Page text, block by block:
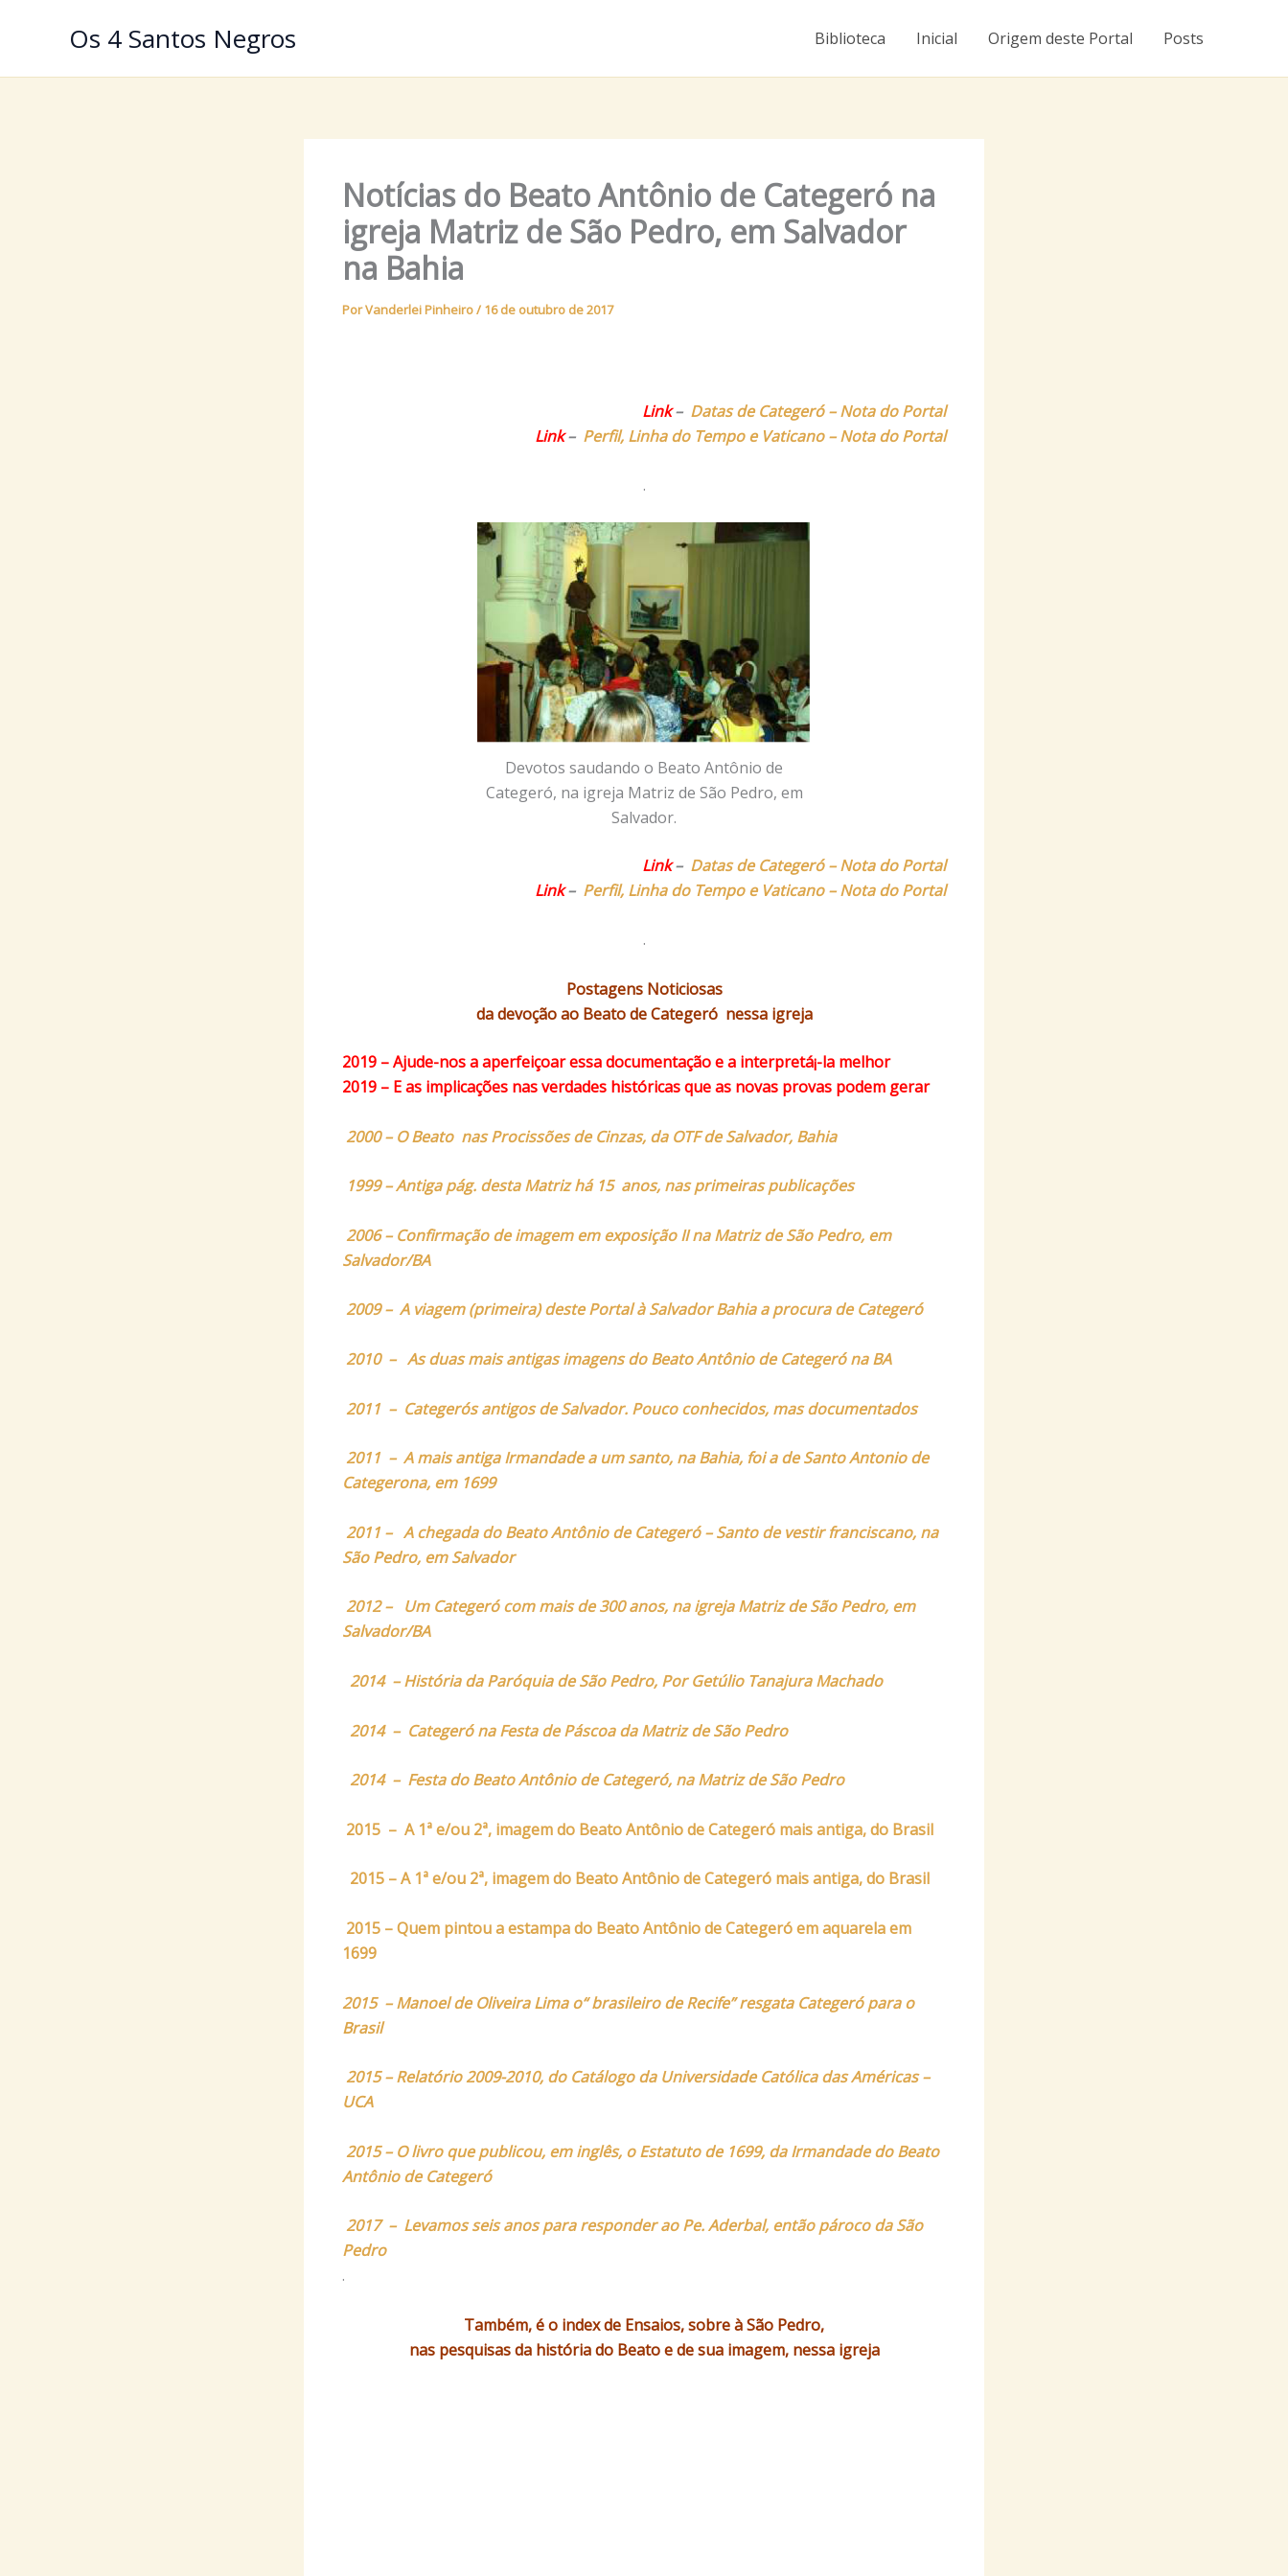
Os 4 Santos Negros Biblioteca Inicial Origem deste Portal Posts
Notícias do Beato Antônio de Categeró na
igreja Matriz de São Pedro, em Salvador
na Bahia
PorVanderlei Pinheiro/ 16 de outubro de 2017
Link– Datas de Categeró – Nota do Portal
Link– Perfil, Linha do Tempo e Vaticano – Nota do Portal
.
Devotos saudando o Beato Antônio de
Categeró, na igreja Matriz de São Pedro, em
Salvador.
Link– Datas de Categeró – Nota do Portal
Link– Perfil, Linha do Tempo e Vaticano – Nota do Portal
.
Postagens Noticiosas
da devoção ao Beato de Categeró nessa igreja
2019 – Ajude-nos a aperfeiçoar essa documentação e a interpretá¡-la melhor
2019 – E as implicações nas verdades históricas que as novas provas podem gerar
2000 – O Beato nas Procissões de Cinzas, da OTF de Salvador, Bahia
1999 – Antiga pág. desta Matriz há 15 anos, nas primeiras publicações
2006 – Confirmação de imagem em exposição II na Matriz de São Pedro, em
Salvador/BA
2009 – A viagem (primeira) deste Portal à Salvador Bahia a procura de Categeró
2010 – As duas mais antigas imagens do Beato Antônio de Categeró na BA
2011 – Categerós antigos de Salvador. Pouco conhecidos, mas documentados
2011 – A mais antiga Irmandade a um santo, na Bahia, foi a de Santo Antonio de
Categerona, em 1699
2011 – A chegada do Beato Antônio de Categeró – Santo de vestir franciscano, na
São Pedro, em Salvador
2012 – Um Categeró com mais de 300 anos, na igreja Matriz de São Pedro, em
Salvador/BA
2014 – História da Paróquia de São Pedro, Por Getúlio Tanajura Machado
2014 – Categeró na Festa de Páscoa da Matriz de São Pedro
2014 – Festa do Beato Antônio de Categeró, na Matriz de São Pedro
2015 – A 1ª e/ou 2ª, imagem do Beato Antônio de Categeró mais antiga, do Brasil
2015 – A 1ª e/ou 2ª, imagem do Beato Antônio de Categeró mais antiga, do Brasil
2015 – Quem pintou a estampa do Beato Antônio de Categeró em aquarela em
1699
2015 – Manoel de Oliveira Lima o“ brasileiro de Recife” resgata Categeró para o
Brasil
2015 – Relatório 2009-2010, do Catálogo da Universidade Católica das Américas –
UCA
2015 – O livro que publicou, em inglês, o Estatuto de 1699, da Irmandade do Beato
Antônio de Categeró
2017 – Levamos seis anos para responder ao Pe. Aderbal, então pároco da São
Pedro
.
Também, é o index de Ensaios, sobre à São Pedro,
nas pesquisas da história do Beato e de sua imagem, nessa igreja